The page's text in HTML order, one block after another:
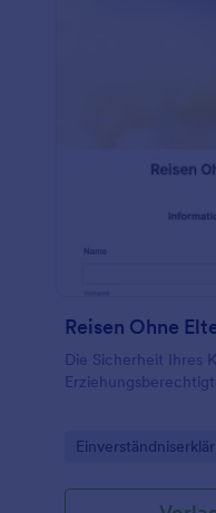
Reisen Ohne
Die Sicherheit Ihres
Go to Category: